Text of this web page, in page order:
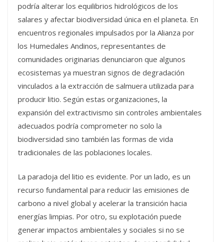
podría alterar los equilibrios hidrológicos de los
salares y afectar biodiversidad única en el planeta. En
encuentros regionales impulsados por la Alianza por
los Humedales Andinos, representantes de
comunidades originarias denunciaron que algunos
ecosistemas ya muestran signos de degradación
vinculados a la extracción de salmuera utilizada para
producir litio. Según estas organizaciones, la
expansión del extractivismo sin controles ambientales
adecuados podría comprometer no solo la
biodiversidad sino también las formas de vida
tradicionales de las poblaciones locales.
La paradoja del litio es evidente. Por un lado, es un
recurso fundamental para reducir las emisiones de
carbono a nivel global y acelerar la transición hacia
energías limpias. Por otro, su explotación puede
generar impactos ambientales y sociales si no se